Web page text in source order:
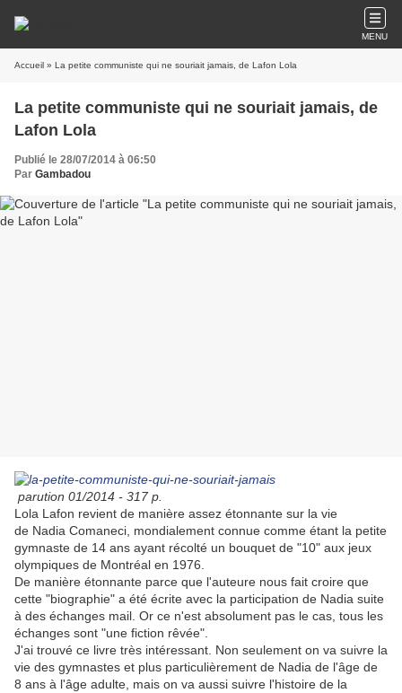
MENU
Accueil » La petite communiste qui ne souriait jamais, de Lafon Lola
La petite communiste qui ne souriait jamais, de
Lafon Lola
Publié le 28/07/2014 à 06:50
Par Gambadou
parution 01/2014 - 317 p.
Lola Lafon revient de manière assez étonnante sur la vie
de Nadia Comaneci , mondialement connue comme étant la petite
gymnaste de 14 ans ayant récolté un bouquet de "10" aux jeux
olympiques de Montréal en 1976.
De manière étonnante parce que l'auteure nous fait croire que
cette "biographie" a été écrite avec la participation de Nadia suite
à des échanges mail. Or ce n'est absolument pas le cas, tous les
échanges sont "une fiction rêvée".
J'ai trouvé ce livre très intéressant. Non seulement on va suivre la
vie des gymnastes et plus particulièrement de Nadia de l'âge de
8 ans à l'âge adulte, mais on va aussi suivre l'histoire de la